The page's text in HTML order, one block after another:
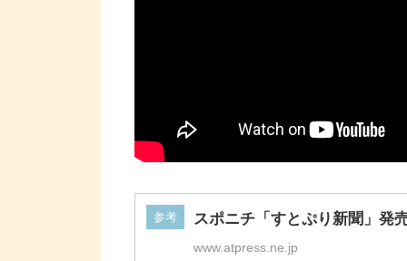
参考 スポニチ「すとぷり新聞」発
www.atpress.ne.jp